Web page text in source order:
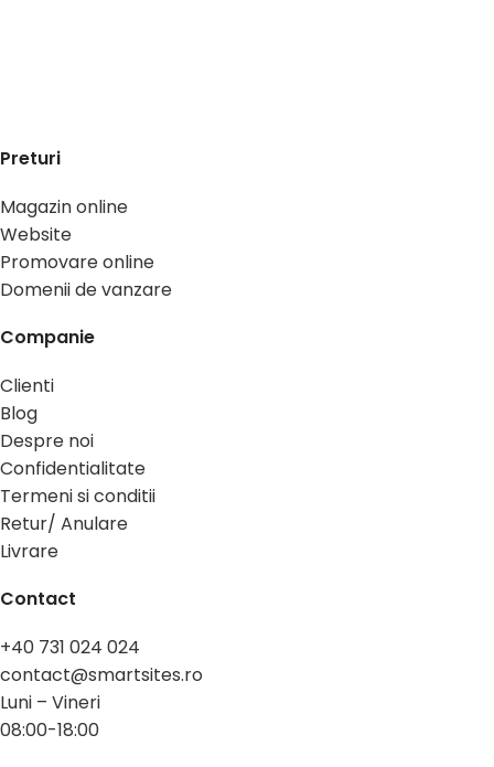
Preturi
Magazin online
Website
Promovare online
Domenii de vanzare
Companie
Clienti
Blog
Despre noi
Confidentialitate
Termeni si conditii
Retur/ Anulare
Livrare
Contact
+40 731 024 024
contact@smartsites.ro
Luni – Vineri
08:00-18:00